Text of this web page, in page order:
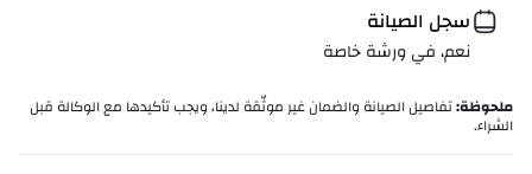
سجل الصيانة
نعم، في ورشة خاصة
ملحوظة:تفاصيل الصيانة والضمان غير موثّقة لدينا، ويجب تأكيدها مع الوكالة قبل
الشراء.